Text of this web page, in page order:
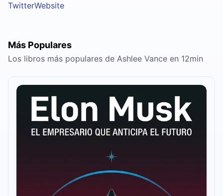
TwitterWebsite
Más Populares
Los libros más populares de Ashlee Vance en 12min